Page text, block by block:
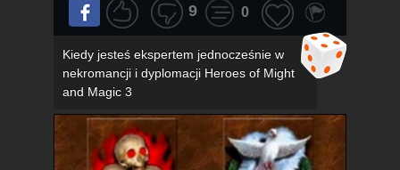
9 0
Kiedy jesteś ekspertem jednocześnie w
nekromancji i dyplomacji Heroes of Might
and Magic 3